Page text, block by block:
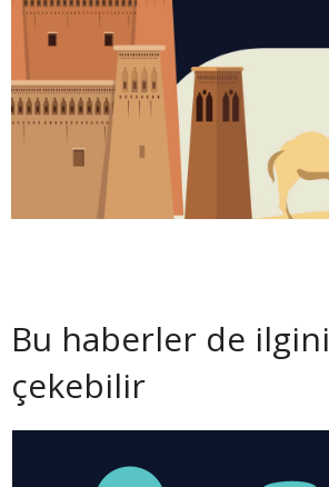
Bu haberler de ilgini
çekebilir